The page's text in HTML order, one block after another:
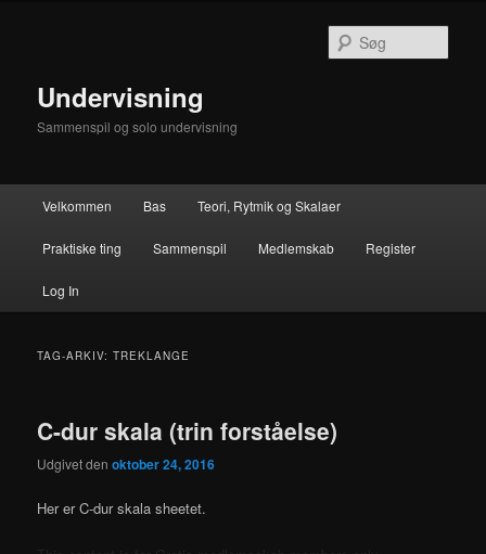
Undervisning
Sammenspil og solo undervisning
Velkommen Bas Teori, Rytmik og Skalaer
Praktiske ting Sammenspil Medlemskab Register
Log In
TAG-ARKIV:TREKLANGE
C-dur skala (trin forståelse)
Udgivet denoktober 24, 2016
Her er C-dur skala sheetet.